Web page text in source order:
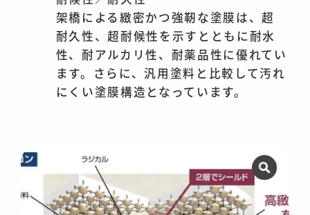
架橋による緻密かつ強靭な塗膜は、超
耐久性、超耐候性を示すとともに耐水
性、耐アルカリ性、耐薬品性に優れてい
ます。さらに、汎用塗料と比較して汚れ
にくい塗膜構造となっています。